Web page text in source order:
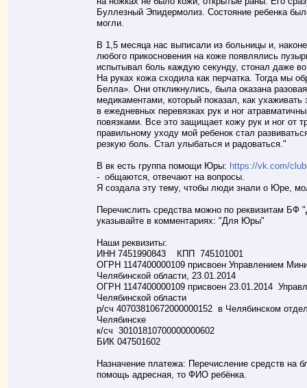
Буллезный Эпидермолиз. Состояние ребенка
могли.
В 1,5 месяца нас выписали из больницы и,
любого прикосновения на коже появлялись
испытывал боль каждую секунду, стонал даже
На руках кожа сходила как перчатка. Тогда мы
Белла». Они откликнулись, была оказана
медикаментами, который показал, как
в ежедневных перевязках рук и ног
повязками. Все это защищает кожу рук и ног от
правильному уходу мой ребенок стал
резкую боль. Стал улыбаться и радоваться."
В вк есть группа помощи Юры: https://vk.com/
- общаются, отвечают на вопросы.
Я создала эту тему, чтобы люди знали о Юре,
Перечислить средства можно по реквизитам БФ
указывайте в комментариях: "Для Юры"
Наши реквизиты:
ИНН 7451990843 КПП 745101001
ОГРН 1147400000109 присвоен Управлением
Челябинской области, 23.01.2014
ОГРН 1147400000109 присвоен 23.01.2014
Челябинской области
р/сч 40703810672000000152 в Челябинском
Челябинске
к/сч 30101810700000000602
БИК 047501602
Назначение платежа: Перечисление средств на
помощь адресная, то ФИО ребёнка.